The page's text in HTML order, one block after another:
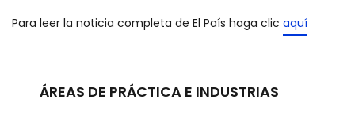
Para leer la noticia completa de El País haga clic aquí
ÁREAS DE PRÁCTICA E INDUSTRIAS